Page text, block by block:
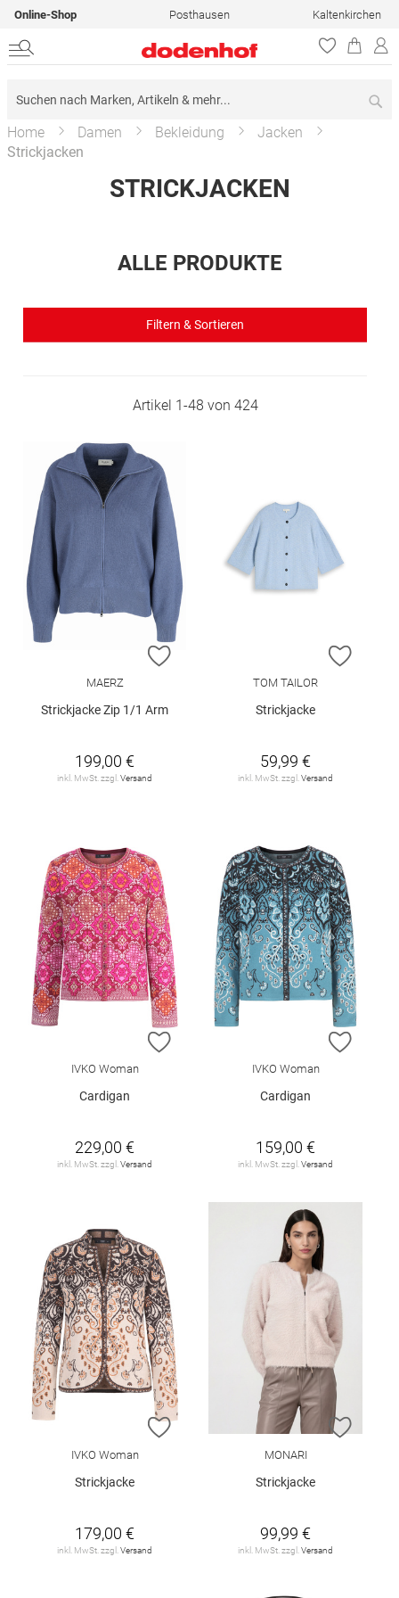
Online-Shop Posthausen Kaltenkirchen
Home Damen Bekleidung
Jacken
Strickjacken
STRICKJACKEN
ALLE PRODUKTE
Filtern & Sortieren
Artikel 1-48 von 424
ZUR WUNSCHLISTE HINZUFÜGEN
MAERZ
Strickjacke Zip 1/1 Arm
199,00 €
inkl. MwSt. zzgl. Versand
ZUR
TOM TAILOR
Strickjacke
59,99 €
inkl. MwSt. zzgl. Versand
ZUR WUNSCHLISTE HINZUFÜGEN
IVKO Woman
Cardigan
229,00 €
inkl. MwSt. zzgl. Versand
ZUR
IVKO Woman
Cardigan
159,00 €
inkl. MwSt. zzgl. Versand
ZUR WUNSCHLISTE HINZUFÜGEN
IVKO Woman
Strickjacke
179,00 €
inkl. MwSt. zzgl. Versand
ZUR
MONARI
Strickjacke
99,99 €
inkl. MwSt. zzgl. Versand